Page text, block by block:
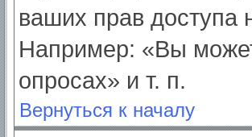
ваших прав доступа
Например: «Вы
опросах» и т. п.
Вернуться к началу